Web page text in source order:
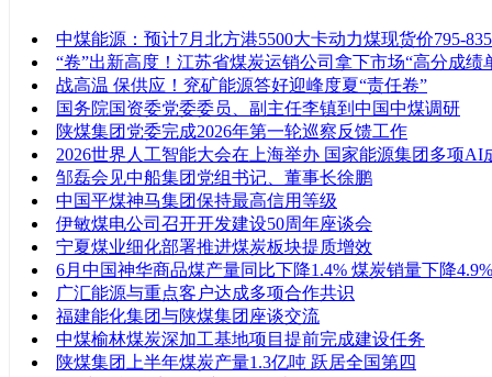
中煤能源：预计7月北方港5500大卡动力煤现货价795-
“卷”出新高度！江苏省煤炭运销公司拿下市场“高分成绩
战高温 保供应！兖矿能源答好迎峰度夏“责任卷”
国务院国资委党委委员、副主任李镇到中国中煤调研
陕煤集团党委完成2026年第一轮巡察反馈工作
2026世界人工智能大会在上海举办 国家能源集团多项AI
邹磊会见中船集团党组书记、董事长徐鹏
中国平煤神马集团保持最高信用等级
伊敏煤电公司召开开发建设50周年座谈会
宁夏煤业细化部署推进煤炭板块提质增效
6月中国神华商品煤产量同比下降1.4% 煤炭销量下降4.9%
广汇能源与重点客户达成多项合作共识
福建能化集团与陕煤集团座谈交流
中煤榆林煤炭深加工基地项目提前完成建设任务
陕煤集团上半年煤炭产量1.3亿吨 跃居全国第四